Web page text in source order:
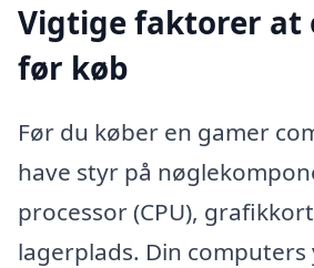
Vigtige faktorer at
før køb
Før du køber en gamer
have styr på
processor (CPU), grafikkort
lagerplads. Din computers